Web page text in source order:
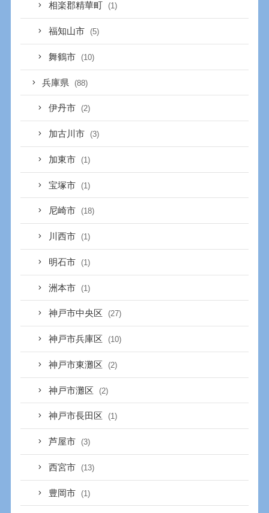
相楽郡精華町 (1)
福知山市 (5)
舞鶴市 (10)
兵庫県 (88)
伊丹市 (2)
加古川市 (3)
加東市 (1)
宝塚市 (1)
尼崎市 (18)
川西市 (1)
明石市 (1)
洲本市 (1)
神戸市中央区 (27)
神戸市兵庫区 (10)
神戸市東灘区 (2)
神戸市灘区 (2)
神戸市長田区 (1)
芦屋市 (3)
西宮市 (13)
豊岡市 (1)